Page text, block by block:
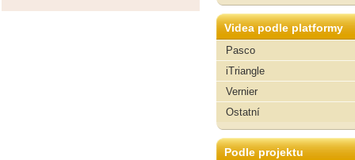
Videa podle platformy
Pasco
iTriangle
Vernier
Ostatní
Podle projektu